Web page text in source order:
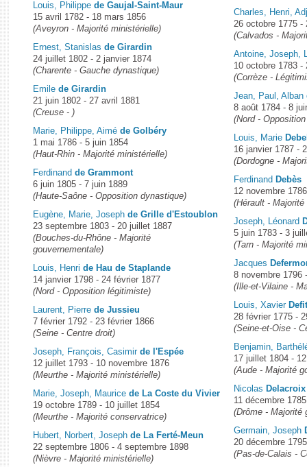
Louis, Philippe de Gaujal-Saint-Maur
15 avril 1782 - 18 mars 1856
(Aveyron - Majorité ministérielle)
Ernest, Stanislas de Girardin
24 juillet 1802 - 2 janvier 1874
(Charente - Gauche dynastique)
Emile de Girardin
21 juin 1802 - 27 avril 1881
(Creuse - )
Marie, Philippe, Aimé de Golbéry
1 mai 1786 - 5 juin 1854
(Haut-Rhin - Majorité ministérielle)
Ferdinand de Grammont
6 juin 1805 - 7 juin 1889
(Haute-Saône - Opposition dynastique)
Eugène, Marie, Joseph de Grille d'Estoublon
23 septembre 1803 - 20 juillet 1887
(Bouches-du-Rhône - Majorité
gouvernementale)
Louis, Henri de Hau de Staplande
14 janvier 1798 - 24 février 1877
(Nord - Opposition légitimiste)
Laurent, Pierre de Jussieu
7 février 1792 - 23 février 1866
(Seine - Centre droit)
Joseph, François, Casimir de l'Espée
12 juillet 1793 - 10 novembre 1876
(Meurthe - Majorité ministérielle)
Marie, Joseph, Maurice de La Coste du Vivier
19 octobre 1789 - 10 juillet 1854
(Meurthe - Majorité conservatrice)
Hubert, Norbert, Joseph de La Ferté-Meun
22 septembre 1806 - 4 septembre 1898
(Nièvre - Majorité ministérielle)
Charles, Henri,
26 octobre 1775 -
(Calvados -
Antoine, Joseph,
10 octobre 1783 -
(Corrèze -
Jean, Paul, Alban
8 août 1784 - 8
(Nord -
Louis, Marie
16 janvier 1787 -
(Dordogne -
Ferdinand Debès
12 novembre
(Hérault -
Joseph, Léonard
5 juin 1783 - 3
(Tarn - Majorité
Jacques
8 novembre 1796
(Ille-et-Vilaine -
Louis, Xavier
28 février 1775 -
(Seine-et-Oise -
Benjamin,
17 juillet 1804 -
(Aude - Majorité
Nicolas Delacroix
11 décembre
(Drôme - Majorité
Germain, Joseph
20 décembre
(Pas-de-Calais -